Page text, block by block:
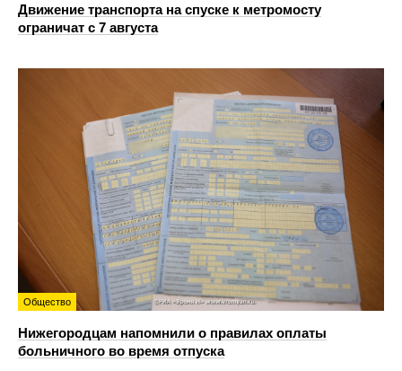
Движение транспорта на спуске к метромосту
ограничат с 7 августа
Общество
Нижегородцам напомнили о правилах оплаты
больничного во время отпуска